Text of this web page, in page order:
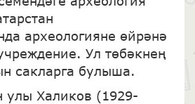
археологияне өйрәнә
Ул төбәкнең
сакларга булыша.
улы Халиков (1929-